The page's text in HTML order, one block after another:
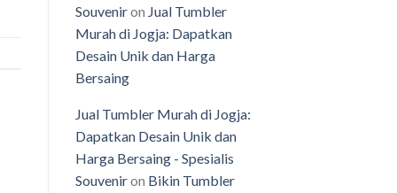
Souveniron Jual Tumbler
Murah di Jogja: Dapatkan
Desain Unik dan Harga
Bersaing
Jual Tumbler Murah di Jogja:
Dapatkan Desain Unik dan
Harga Bersaing - Spesialis
Souveniron Bikin Tumbler